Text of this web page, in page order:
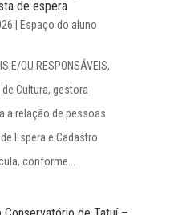
de espera
Espaço do aluno
E/OU RESPONSÁVEIS,
Cultura, gestora
a relação de pessoas
Espera e Cadastro
conforme...